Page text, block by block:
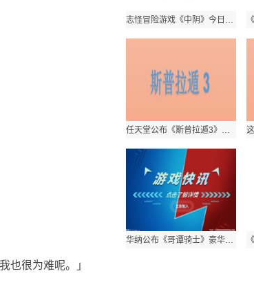
也很为难呢。」
志怪冒险游戏《中阴》今日开启 手机版预约开启
任天堂公布《斯普拉遁3》三款amiibo！于11月11日发售
华纳公布《哥谭骑士》豪华版预告！将于10月21日发售